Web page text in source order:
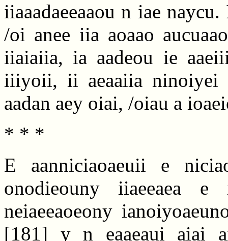
iiaaadaeeaaou n iae
/oi anee iia aoaao
iiaiaiia, ia aadeou ie
iiiyoii, ii aeaaiia ninoiyei
aadan aey oiai, /oiau a
* * *
E aanniciaoaeuii e
onodieouny iiaeeaea
neiaeeaoeony
[181] y n eaaeaui aiai